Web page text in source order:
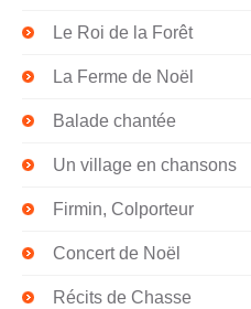
Le Roi de la Forêt
La Ferme de Noël
Balade chantée
Un village en chansons
Firmin, Colporteur
Concert de Noël
Récits de Chasse